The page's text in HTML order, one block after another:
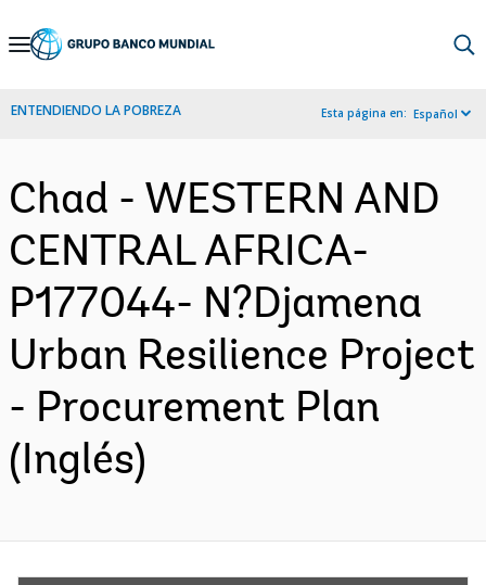
Skip
Navigation
ENTENDIENDO LA POBREZA Esta página en: Español
Chad - WESTERN AND
CENTRAL AFRICA-
P177044- N?Djamena
Urban Resilience Project
- Procurement Plan
(Inglés)